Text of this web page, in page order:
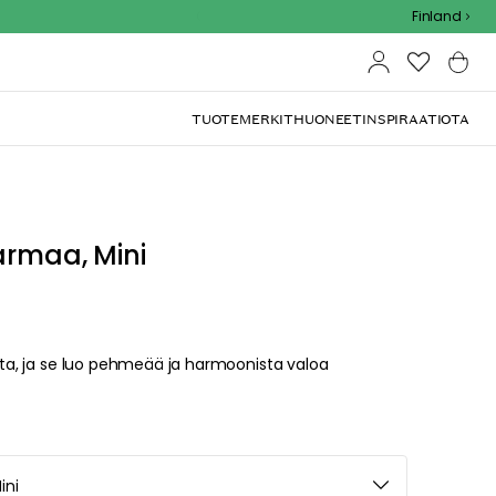
Outdoor Sale - 15% EXTRA alennus koodilla
Finland
TUOTEMERKITHUONEETINSPIRAATIOTA
Mini
ja se luo pehmeää ja harmoonista valoa